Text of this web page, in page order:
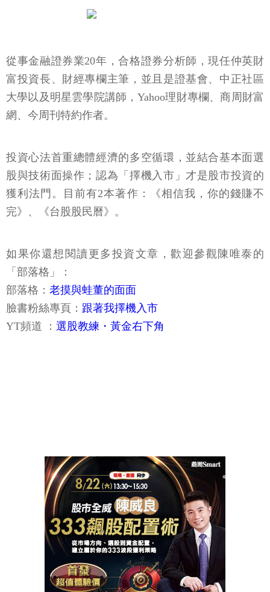
從事金融證券業20年，合格證券分析師，現任仲英財
富投資長、財經專欄主筆，並且是證基會、中正社區
大學以及明星雲學院講師，Yahoo理財專欄、商周財富
網、今周刊特約作者。
投資心法首重總體經濟的多空循環，並結合基本面選
股與技術面操作；認為「擇機入市」才是股市投資的
獲利法門。目前有2本著作：《相信我，你的錢賺不
完》、《台股股民曆》。
如果你還想閱讀更多投資文章，歡迎參觀陳唯泰的
「部落格」：
部落格： 老摸與蛙董的面面
臉書粉絲專頁： 跟著我擇機入市
YT頻道 ： 選股教練・黃金右下角